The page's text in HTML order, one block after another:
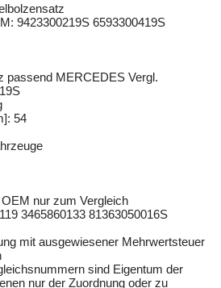
9423300219S 6593300419S
passend MERCEDES Vergl.
54
nur zum Vergleich
3465860133 81363050016S
mit ausgewiesener Mehrwertsteuer
sind Eigentum der
nur der Zuordnung oder zu